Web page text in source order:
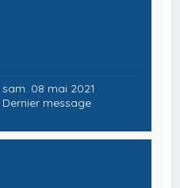
sam. 08 mai 2021
Dernier message